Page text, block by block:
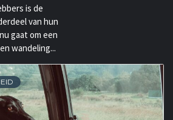
is de
van hun
gaat om een
wandeling...